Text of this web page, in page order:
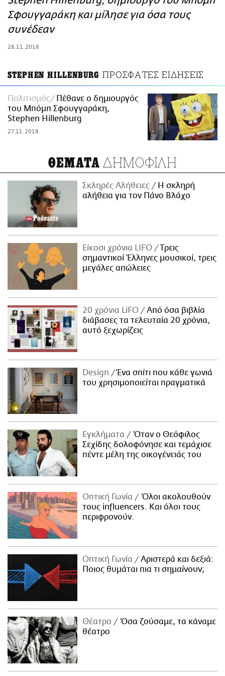
ΑΜΠΑ
PRINT
Σφουγγαράκη και μίλησε για όσα τους
συνέδεαν
28.11.2018
STEPHEN HILLENBURG ΠΡΟΣΦΑΤΕΣ ΕΙΔΗΣΕΙΣ
Πολιτισμός
Πέθανε ο δημιουργός
του Μπόμπ Σφουγγαράκη,
Stephen Hillenburg
27.11.2018
ΘΕΜΑΤΑ ΔΗΜΟΦΙΛΗ
Σκληρές Αλήθειες
H σκληρή
αλήθεια για τον Πάνο Βλάχο
Είκοσι χρόνια LIFO
Tρεις
σημαντικοί Έλληνες μουσικοί, τρεις
μεγάλες απώλειες
20 χρόνια LiFO
Από όσα βιβλία
διάβασες τα τελευταία 20 χρόνια,
αυτό ξεχωρίζεις
Design
Ένα σπίτι που κάθε γωνιά
του χρησιμοποιείται πραγματικά
Εγκλήματα
Όταν ο Θεόφιλος
Σεχίδης δολοφόνησε και τεμάχισε
πέντε μέλη της οικογένειάς του
Οπτική Γωνία
Όλοι ακολουθούν
τους influencers. Και όλοι τους
περιφρονούν.
Οπτική Γωνία
Αριστερά και δεξιά:
Ποιος θυμάται πια τι σημαίνουν;
Θέατρο
Όσα ζούσαμε, τα κάναμε
θέατρο